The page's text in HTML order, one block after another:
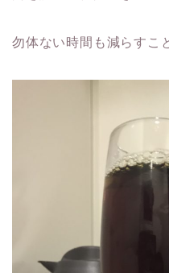
勿体ない時間も減らすこ